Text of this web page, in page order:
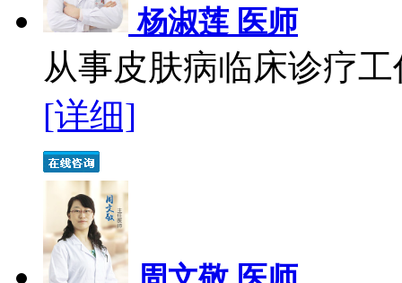
杨淑莲 医师
从事皮肤病临床诊疗
[详细]